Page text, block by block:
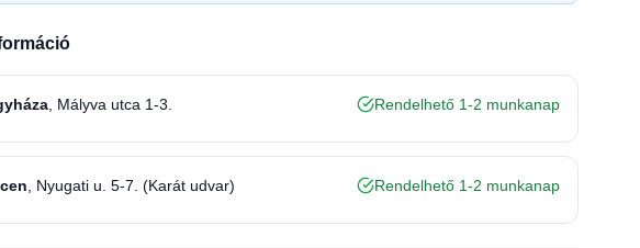
, Mályva utca 1-3. Rendelhető 1-2 munkanap
, Nyugati u. 5-7. (Karát udvar) Rendelhető 1-2 munkanap